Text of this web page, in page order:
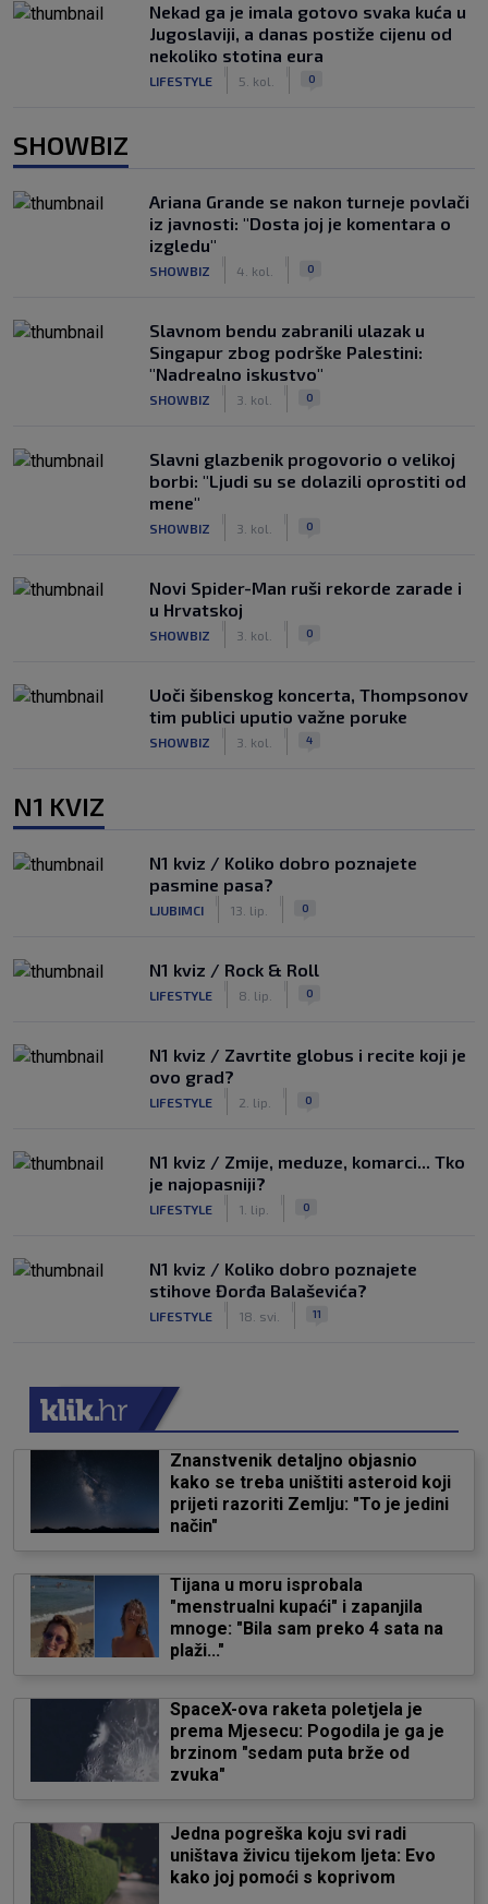
Nekad ga je imala gotovo svaka kuća u
Jugoslaviji, a danas postiže cijenu od
nekoliko stotina eura
LIFESTYLE 5. kol. 0
SHOWBIZ
Ariana Grande se nakon turneje povlači
iz javnosti: "Dosta joj je komentara o
izgledu"
SHOWBIZ 4. kol. 0
Slavnom bendu zabranili ulazak u
Singapur zbog podrške Palestini:
"Nadrealno iskustvo"
SHOWBIZ 3. kol. 0
Slavni glazbenik progovorio o velikoj
borbi: "Ljudi su se dolazili oprostiti od
mene"
SHOWBIZ 3. kol. 0
Novi Spider-Man ruši rekorde zarade i
u Hrvatskoj
SHOWBIZ 3. kol. 0
Uoči šibenskog koncerta, Thompsonov
tim publici uputio važne poruke
SHOWBIZ 3. kol. 4
N1 KVIZ
N1 kviz / Koliko dobro poznajete
pasmine pasa?
LJUBIMCI 13. lip. 0
N1 kviz / Rock & Roll
LIFESTYLE 8. lip. 0
N1 kviz / Zavrtite globus i recite koji je
ovo grad?
LIFESTYLE 2. lip. 0
N1 kviz / Zmije, meduze, komarci... Tko
je najopasniji?
LIFESTYLE 1. lip. 0
N1 kviz / Koliko dobro poznajete
stihove Đorđa Balaševića?
LIFESTYLE 18. svi. 11
Znanstvenik detaljno objasnio
kako se treba uništiti asteroid koji
prijeti razoriti Zemlju: "To je jedini
način"
Tijana u moru isprobala
"menstrualni kupaći" i zapanjila
mnoge: "Bila sam preko 4 sata na
plaži..."
SpaceX-ova raketa poletjela je
prema Mjesecu: Pogodila je ga je
brzinom "sedam puta brže od
zvuka"
Jedna pogreška koju svi radi
uništava živicu tijekom ljeta: Evo
kako joj pomoći s koprivom